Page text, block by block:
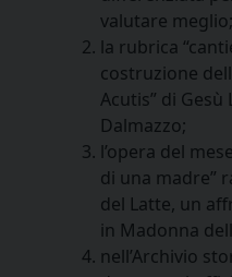
valutare meglio;
la rubrica
costruzione
Acutis” di
Dalmazzo;
l’opera del
di una madre”
del Latte, un
in Madonna
nell’Archivio